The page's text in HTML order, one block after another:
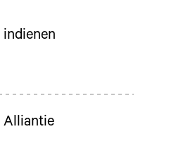
Alliantie